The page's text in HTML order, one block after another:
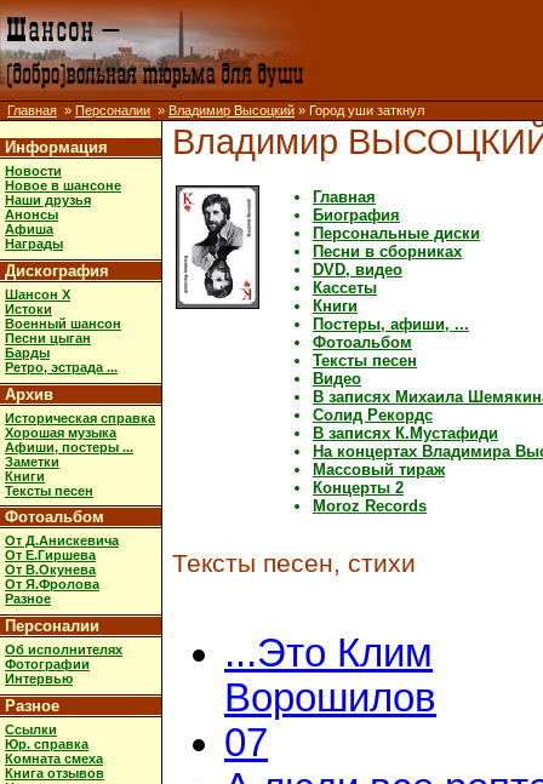
Главная » Персоналии » Владимир Высоцкий » Город уши заткнул
Информация
Новости
Новое в шансоне
Наши друзья
Анонсы
Афиша
Награды
Дискография
Шансон X
Истоки
Военный шансон
Песни цыган
Барды
Ретро, эстрада ...
Архив
Историческая справка
Хорошая музыка
Афиши, постеры ...
Заметки
Книги
Тексты песен
Фотоальбом
От Д.Анискевича
От Е.Гиршева
От В.Окунева
От Я.Фролова
Разное
Персоналии
Об исполнителях
Фотографии
Интервью
Разное
Ссылки
Юр. справка
Комната смеха
Книга отзывов
Владимир
Главная
Биография
Персональные диски
Песни в сборниках
DVD, видео
Кассеты
Книги
Постеры, афиши, ...
Фотоальбом
Тексты песен
Видео
В записях Михаила
Солид Рекордс
В записях К.Мустафиди
На концертах Владимира
Массовый тираж
Концерты 2
Moroz Records
Тексты песен, стихи
...Это Клим
Ворошилов
07